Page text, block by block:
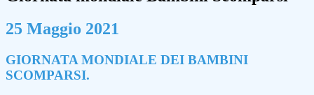
25 Maggio 2021
GIORNATA MONDIALE DEI BAMBINI
SCOMPARSI.